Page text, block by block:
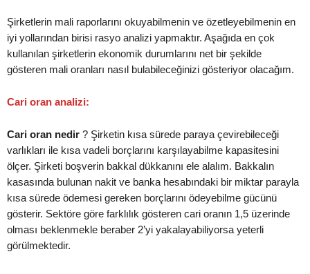
Şirketlerin mali raporlarını okuyabilmenin ve özetleyebilmenin en
iyi yollarından birisi rasyo analizi yapmaktır. Aşağıda en çok
kullanılan şirketlerin ekonomik durumlarını net bir şekilde
gösteren mali oranları nasıl bulabileceğinizi gösteriyor olacağım.
Cari oran analizi:
Cari oran nedir ? Şirketin kısa sürede paraya çevirebileceği
varlıkları ile kısa vadeli borçlarını karşılayabilme kapasitesini
ölçer. Şirketi boşverin bakkal dükkanını ele alalım. Bakkalın
kasasında bulunan nakit ve banka hesabındaki bir miktar parayla
kısa sürede ödemesi gereken borçlarını ödeyebilme gücünü
gösterir. Sektöre göre farklılık gösteren cari oranın 1,5 üzerinde
olması beklenmekle beraber 2’yi yakalayabiliyorsa yeterli
görülmektedir.